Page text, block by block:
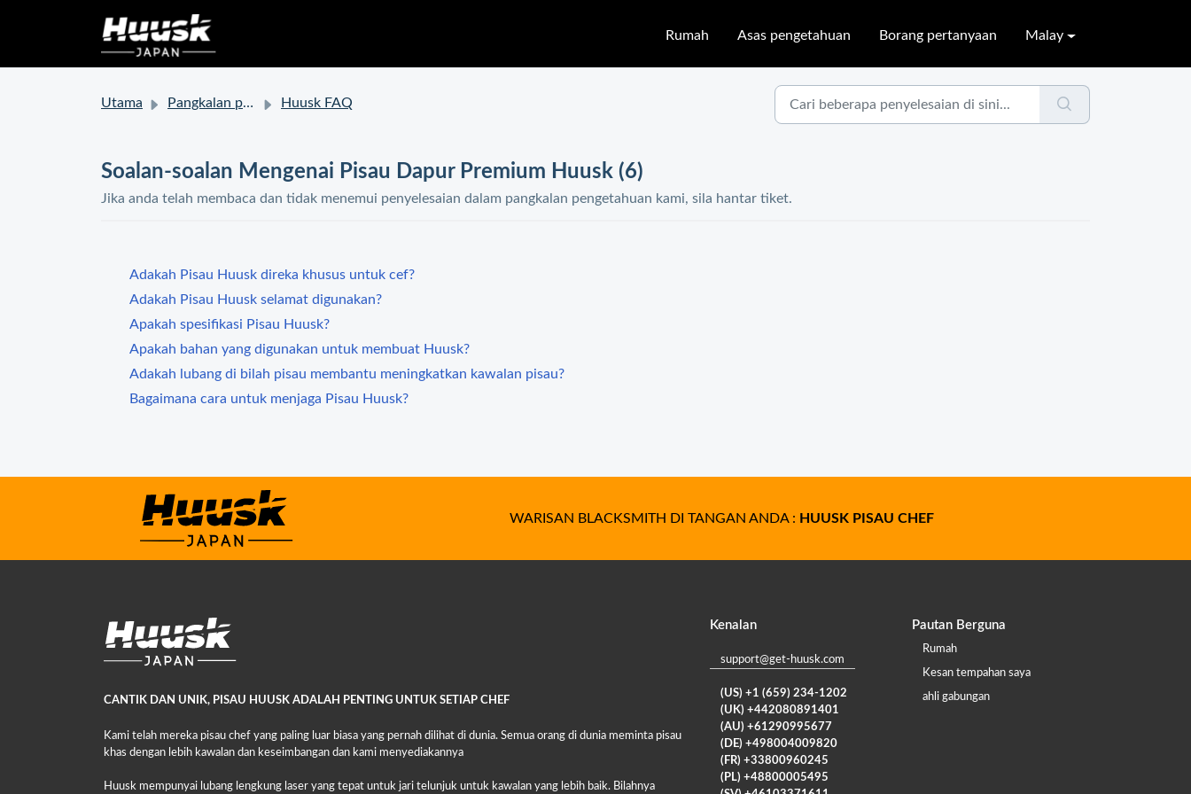
Rumah Asas pengetahuan Borang pertanyaan Malay
Utama Pangkalan pengetahuan Huusk FAQ
Soalan-soalan Mengenai Pisau Dapur Premium Huusk (6)
Jika anda telah membaca dan tidak menemui penyelesaian dalam pangkalan pengetahuan kami, sila hantar tiket.
Adakah Pisau Huusk direka khusus untuk cef?
Adakah Pisau Huusk selamat digunakan?
Apakah spesifikasi Pisau Huusk?
Apakah bahan yang digunakan untuk membuat Huusk?
Adakah lubang di bilah pisau membantu meningkatkan kawalan pisau?
Bagaimana cara untuk menjaga Pisau Huusk?
WARISAN BLACKSMITH DI TANGAN ANDA : HUUSK PISAU CHEF
CANTIK DAN UNIK, PISAU HUUSK ADALAH PENTING UNTUK SETIAP CHEF
Kami telah mereka pisau chef yang paling luar biasa yang pernah dilihat di dunia. Semua orang di dunia meminta pisau
khas dengan lebih kawalan dan keseimbangan dan kami menyediakannya
Huusk mempunyai lubang lengkung laser yang tepat untuk jari telunjuk untuk kawalan yang lebih baik. Bilahnya
Kenalan
support@get-huusk.com
(US) +1 (659) 234-1202
(UK) +442080891401
(AU) +61290995677
(DE) +498004009820
(FR) +33800960245
(PL) +48800005495
Pautan Berguna
Rumah
Kesan tempahan saya
ahli gabungan